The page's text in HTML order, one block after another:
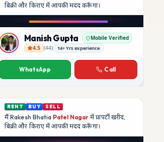
बिक्री और किराए में आपकी मददकरूँगा।
Manish Gupta
Manish Gupta Mobile Verified
4.5 (44) 14+ Yrs experience
WhatsApp Call
RENT BUY SELL
मैंRakesh Bhatia Patel Nagarमें प्रापर्टी खरीद,
बिक्री और किराए में आपकी मददकरूँगा।